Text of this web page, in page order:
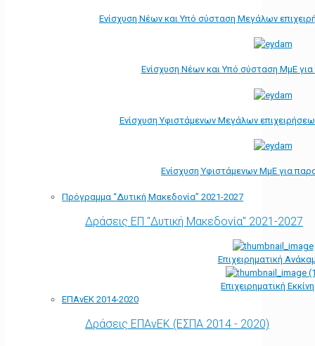
Ενίσχυση Νέων και Υπό σύσταση Μεγάλων
Ενίσχυση Νέων και Υπό σύσταση ΜμΕ
Ενίσχυση Υφιστάμενων Μεγάλων
Ενίσχυση Υφιστάμενων ΜμΕ για
Πρόγραμμα “Δυτική Μακεδονία” 2021-2027
Δράσεις ΕΠ "Δυτική Μακεδονία" 2021-2027
Επιχειρηματική
Επιχειρηματική
ΕΠΑνΕΚ 2014-2020
Δράσεις ΕΠΑνΕΚ (ΕΣΠΑ 2014 - 2020)